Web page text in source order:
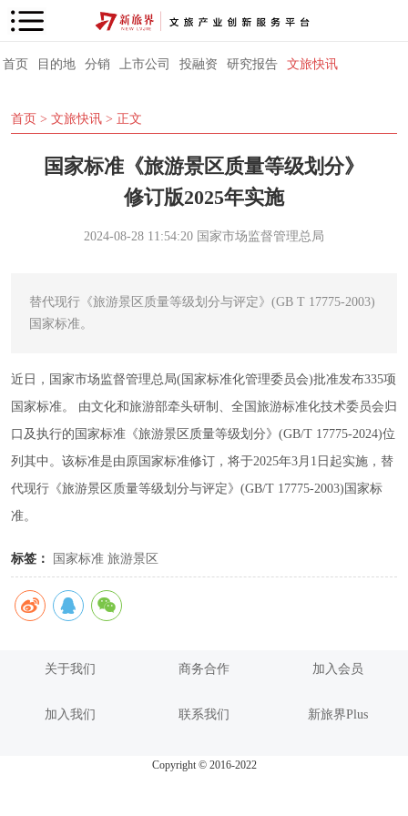
首页 目的地 分销 上市公司 投融资 研究报告 文旅快讯
首页 > 文旅快讯 > 正文
国家标准《旅游景区质量等级划分》
修订版2025年实施
2024-08-28 11:54:20 国家市场监督管理总局
替代现行《旅游景区质量等级划分与评定》(GB T 17775-2003)
国家标准。
近日，国家市场监督管理总局(国家标准化管理委员会)批准发布335项
国家标准。 由文化和旅游部牵头研制、全国旅游标准化技术委员会归
口及执行的国家标准《旅游景区质量等级划分》(GB/T 17775-2024)位
列其中。该标准是由原国家标准修订，将于2025年3月1日起实施，替
代现行《旅游景区质量等级划分与评定》(GB/T 17775-2003)国家标
准。
标签： 国家标准 旅游景区
关于我们
加入我们
商务合作
联系我们
加入会员
新旅界Plus
Copyright © 2016-2022